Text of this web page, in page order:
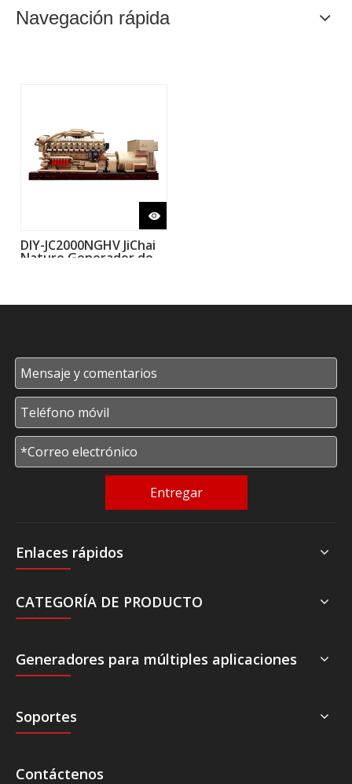
Navegación rápida
DIY-JC2000NGHV JiChai
Nature Generador de
Entregar
Enlaces rápidos
CATEGORÍA DE PRODUCTO
Generadores para múltiples aplicaciones
Soportes
Contáctenos